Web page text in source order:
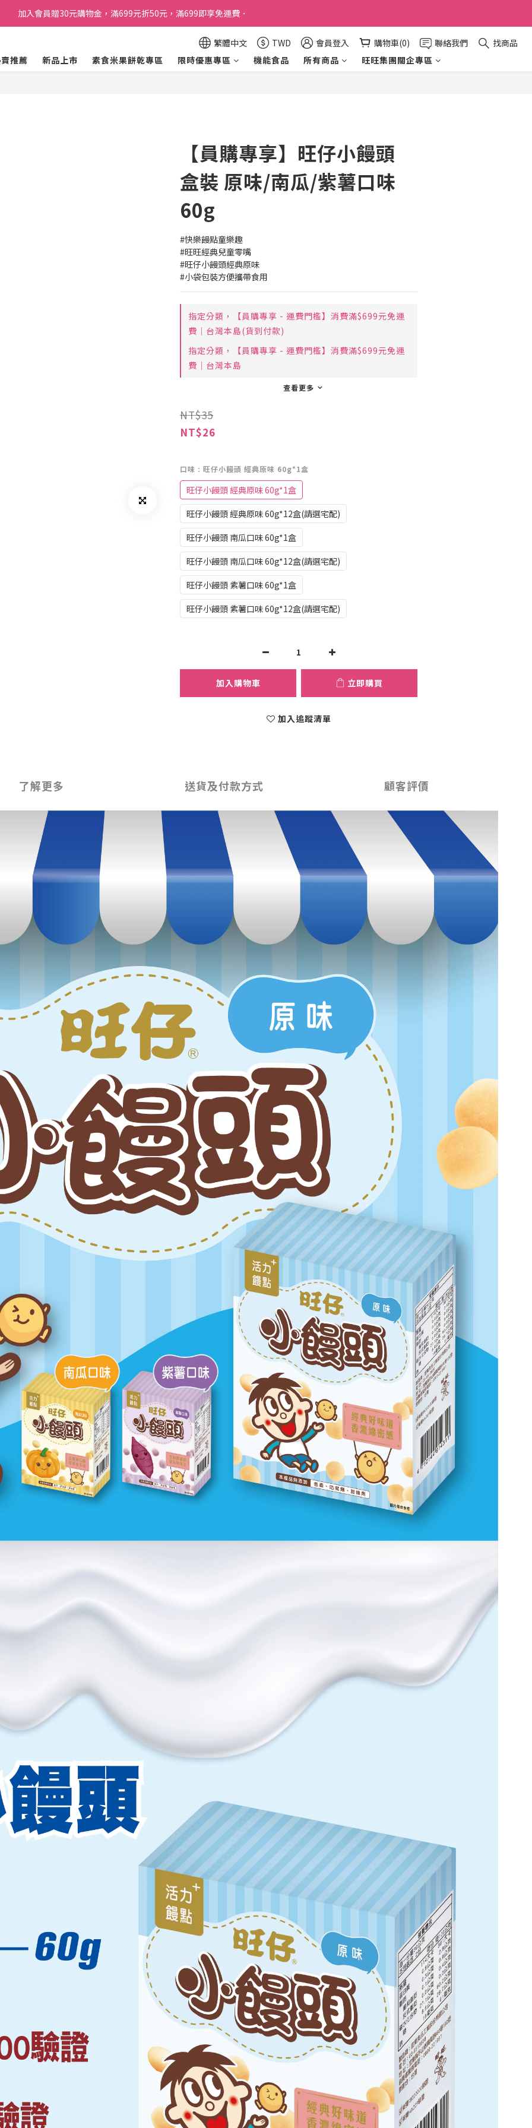
加入會員贈30元購物金，滿699元折50元，滿699即享免運費．
訂單購買貝比瑪瑪任兩盒贈品牌帆布袋乙個
加入會員贈30元購物金，滿699元折50元，滿699即享免運費．
繁體中文 TWD 會員登入 購物車(0) 聯絡我們
找商品
推薦
新品上市 素食米果餅乾專區 限時優惠專區 機能食品 所有商品 旺旺集團關企專區
【員購專享】旺仔小饅頭
盒裝 原味/南瓜/紫薯口味
60g
#快樂饅點童樂趣
#旺旺經典兒童零嘴
#旺仔小饅頭經典原味
#小袋包裝方便攜帶食用
指定分類，【員購專享 - 運費門檻】消費滿$699元免運
費｜台灣本島(貨到付款)
指定分類，【員購專享 - 運費門檻】消費滿$699元免運
費｜台灣本島
查看更多
NT$35
NT$26
口味 : 旺仔小饅頭 經典原味 60g*1盒
旺仔小饅頭 經典原味 60g*1盒
旺仔小饅頭 經典原味 60g*12盒(請選宅配)
旺仔小饅頭 南瓜口味 60g*1盒
旺仔小饅頭 南瓜口味 60g*12盒(請選宅配)
旺仔小饅頭 紫薯口味 60g*1盒
旺仔小饅頭 紫薯口味 60g*12盒(請選宅配)
加入購物車 立即購買
加入追蹤清單
了解更多 送貨及付款方式 顧客評價